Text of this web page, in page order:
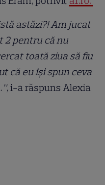
astăzi?! Am jucat
2 pentru că nu
toată ziua să fiu
că eu își spun ceva
i-a răspuns Alexia